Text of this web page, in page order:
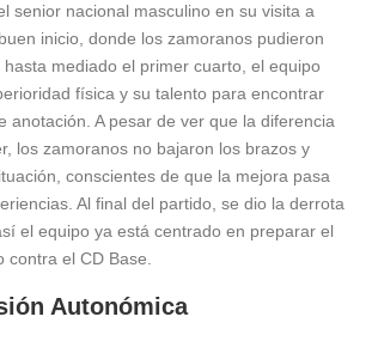
senior nacional masculino en su visita a
inicio, donde los zamoranos pudieron
mediado el primer cuarto, el equipo
física y su talento para encontrar
anotación. A pesar de ver que la diferencia
los zamoranos no bajaron los brazos y
conscientes de que la mejora pasa
Al final del partido, se dio la derrota
el equipo ya está centrado en preparar el
contra el CD Base.
Autonómica